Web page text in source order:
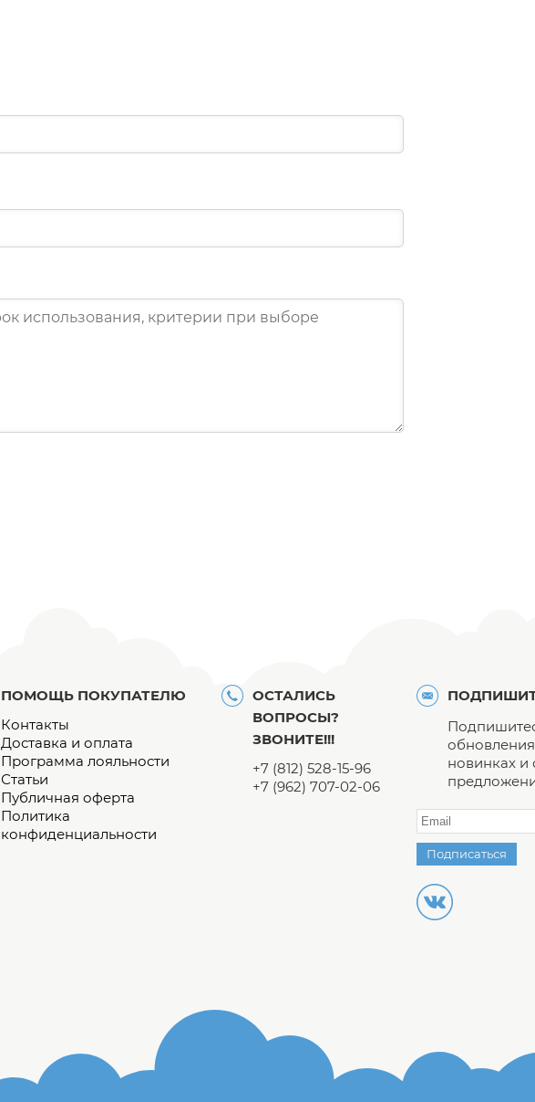
ПОМОЩЬ ПОКУПАТЕЛЮ
Контакты
Доставка и оплата
Программа лояльности
Статьи
Публичная оферта
Политика
конфиденциальности
ОСТАЛИСЬ
ВОПРОСЫ?
ЗВОНИТЕ!!!
+7 (812) 528-15-96
+7 (962) 707-02-06
новинках и
Подписаться